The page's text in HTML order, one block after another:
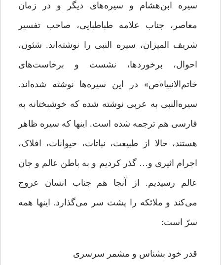
سیره ابن‌هشام و سیره‌های دیگر و در زمان
معاصر، جناب علامه طباطبایی، صاحب تفسیر
شریف المیزان، سیره النبی را نوشته‌اند. شئون،
احوال، برخوردها، نشست و برخاست‌های
خاتم‌الانبیا«ص» در این سیره‌ها نوشته شده‌اند.
سیره‌النبی به عربی نوشته شده که خوشبختانه به
فارسی هم ترجمه شده است. اینها که سیره ظاهر
هستند، حالا از طبیعت، نباتات، حیوانات، افلاک،
اجرام اثیری و… گذر کردیم و به باطن عالم و جان
عالم رسیدیم. از آنجا هم جناب انسان عروج
می‌کند و ملائکه را پشت سر می‌گذارد. اینها همه
سرّ است:
قدر خود بشناس و مشمر سرسری